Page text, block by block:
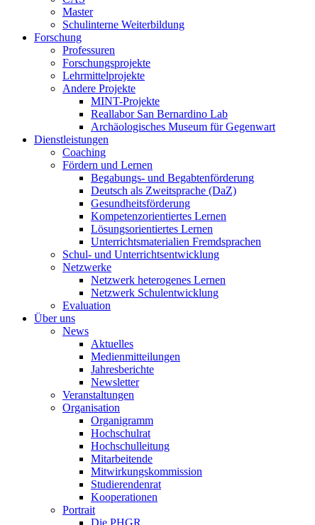
Master
Schulinterne Weiterbildung
Forschung
Professuren
Forschungsprojekte
Lehrmittelprojekte
Andere Projekte
MINT-Projekte
Reallabor San Bernardino Lab
Archäologisches Museum für Gegenwart
Dienstleistungen
Coaching
Fördern und Lernen
Begabungs- und Begabtenförderung
Deutsch als Zweitsprache (DaZ)
Gesundheitsförderung
Kompetenzorientiertes Lernen
Lösungsorientiertes Lernen
Unterrichtsmaterialien Fremdsprachen
Schul- und Unterrichtsentwicklung
Netzwerke
Netzwerk heterogenes Lernen
Netzwerk Schulentwicklung
Evaluation
Über uns
News
Aktuelles
Medienmitteilungen
Jahresberichte
Newsletter
Veranstaltungen
Organisation
Organigramm
Hochschulrat
Hochschulleitung
Mitarbeitende
Mitwirkungskommission
Studierendenrat
Kooperationen
Portrait